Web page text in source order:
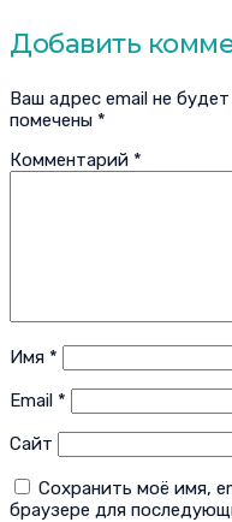
Добавить
Ваш адрес email не
помечены *
Комментарий *
Имя *
Email *
Сайт
Сохранить моё имя,
браузере для